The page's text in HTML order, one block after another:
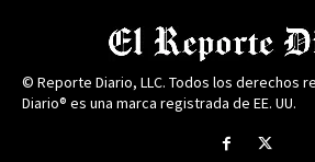
© Reporte Diario, LLC. Todos los derechos
Diario® es una marca registrada de EE. UU.